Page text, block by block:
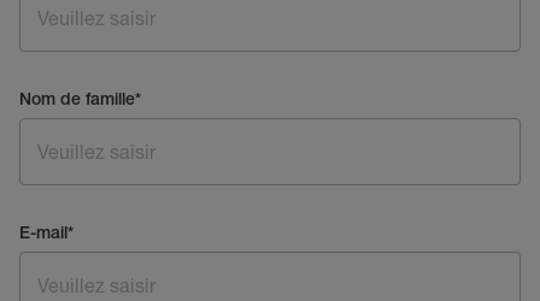
Nom de famille*
E-mail*